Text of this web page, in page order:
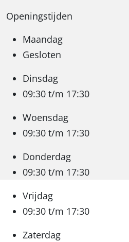
Openingstijden
Maandag
Gesloten
Dinsdag
09:30 t/m 17:30
Woensdag
09:30 t/m 17:30
Donderdag
09:30 t/m 17:30
Vrijdag
09:30 t/m 17:30
Zaterdag